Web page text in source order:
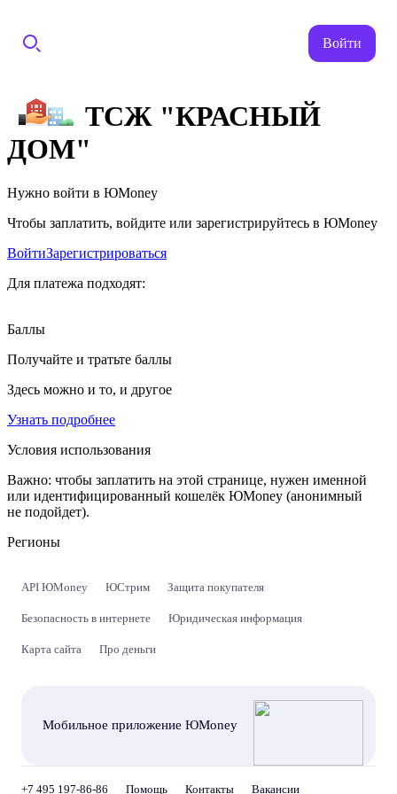
Войти
ТСЖ "КРАСНЫЙ
ДОМ"
Нужно войти в ЮMoney
Чтобы заплатить, войдите или зарегистрируйтесь в ЮMoney
ВойтиЗарегистрироваться
Для платежа подходят:
Баллы
Получайте и тратьте баллы
Здесь можно и то, и другое
Узнать подробнее
Условия использования
Важно: чтобы заплатить на этой странице, нужен именной
или идентифицированный кошелёк ЮMoney (анонимный
не подойдет).
Регионы
API ЮMoney ЮСтрим Защита покупателя
Безопасность в интернете Юридическая информация
Карта сайта Про деньги
Мобильное приложение ЮMoney
+7 495 197-86-86 Помощь Контакты Вакансии